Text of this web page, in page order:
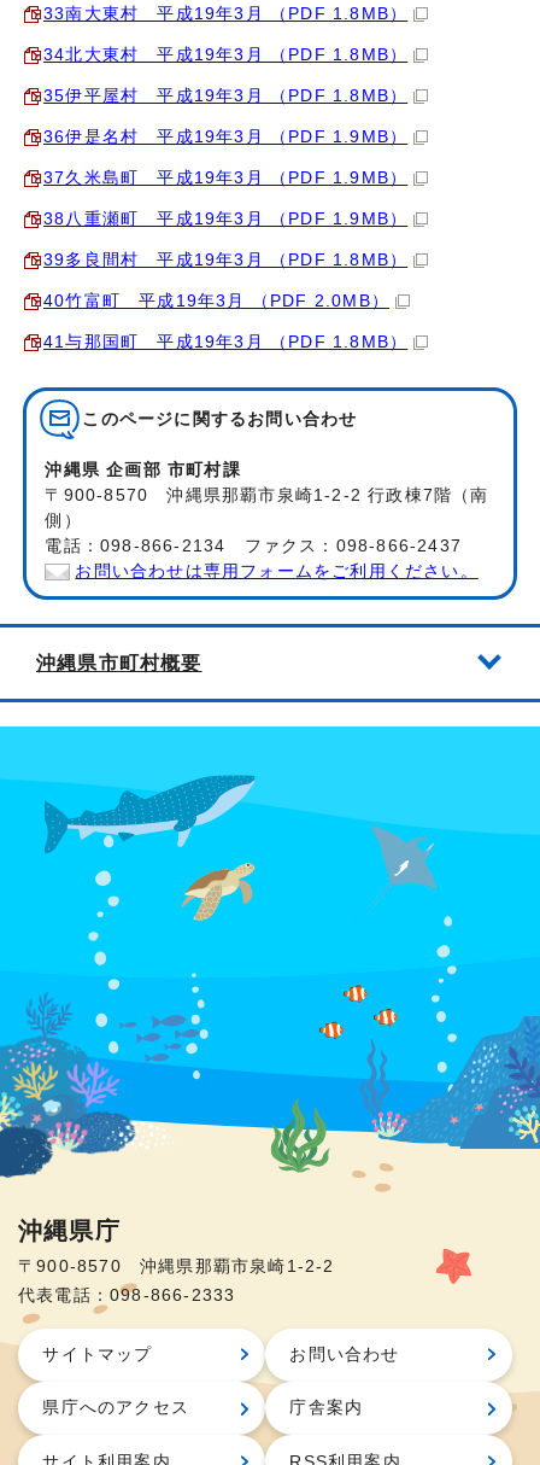
33南大東村 平成19年3月 （PDF 1.8MB）
34北大東村 平成19年3月 （PDF 1.8MB）
35伊平屋村 平成19年3月 （PDF 1.8MB）
36伊是名村 平成19年3月 （PDF 1.9MB）
37久米島町 平成19年3月 （PDF 1.9MB）
38八重瀬町 平成19年3月 （PDF 1.9MB）
39多良間村 平成19年3月 （PDF 1.8MB）
40竹富町 平成19年3月 （PDF 2.0MB）
41与那国町 平成19年3月 （PDF 1.8MB）
このページに関する お問い合わせ
沖縄県 企画部 市町村課
〒900-8570 沖縄県那覇市泉崎1-2-2 行政棟7階（南
側）
電話：098-866-2134 ファクス：098-866-2437
お問い合わせは専用フォームをご利用ください。
沖縄県市町村概要
沖縄県庁
〒900-8570 沖縄県那覇市泉崎1-2-2
代表電話：098-866-2333
サイトマップ お問い合わせ
県庁へのアクセス 庁舎案内
サイト利用案内 RSS利用案内